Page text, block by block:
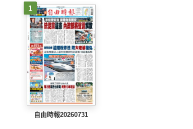
1
自由時報20260731